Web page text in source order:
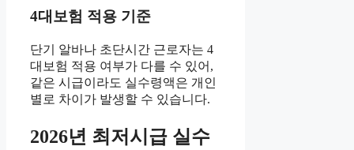
4대보험 적용 기준
단기 알바나 초단시간 근로자는 4
대보험 적용 여부가 다를 수 있어,
같은 시급이라도 실수령액은 개인
별로 차이가 발생할 수 있습니다.
2026년 최저시급 실수